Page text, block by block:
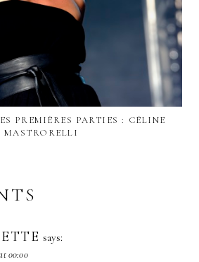
PREMIÈRES PARTIES : CÉLINE
MASTRORELLI
says:
00:00